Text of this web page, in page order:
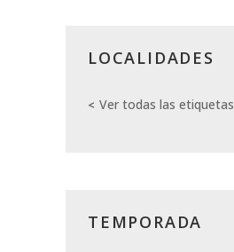
LOCALIDADES
Ver todas las etiquetas
TEMPORADA